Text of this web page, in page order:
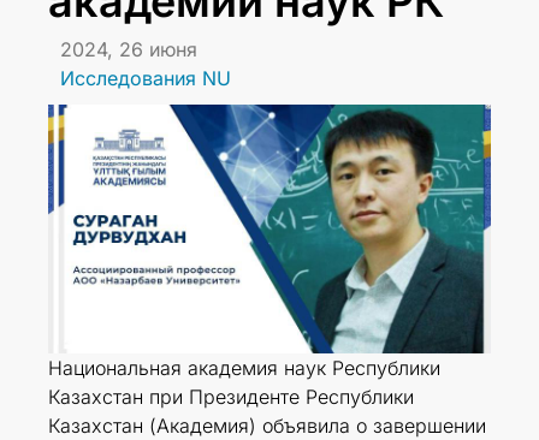
2024, 26 июня
Исследования NU
Национальная академия наук Республики
Казахстан при Президенте Республики
Казахстан (Академия) объявила о завершении